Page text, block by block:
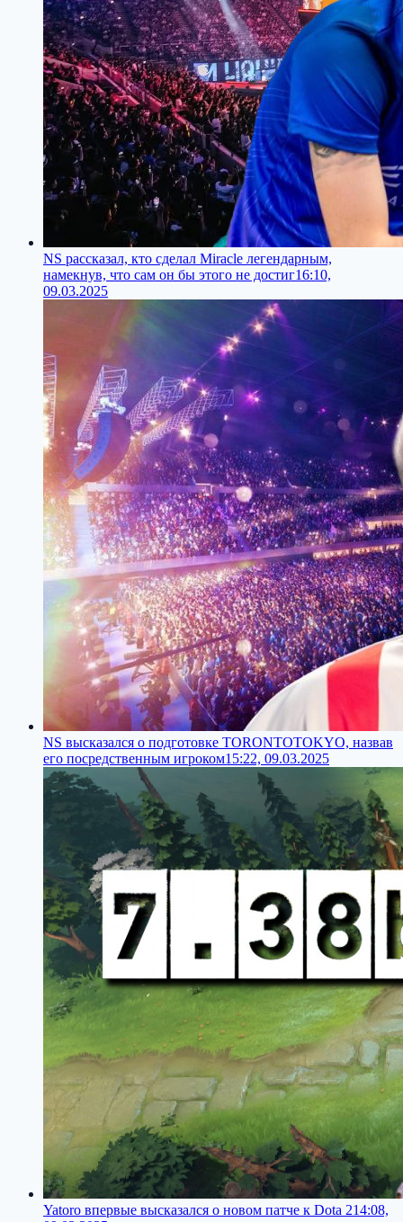
NS рассказал, кто сделал Miracle легендарным,
намекнув, что сам он бы этого не достиг16:10,
09.03.2025
NS высказался о подготовке TORONTOTOKYO, назвав
его посредственным игроком15:22, 09.03.2025
Yatoro впервые высказался о новом патче к Dota 214:08,